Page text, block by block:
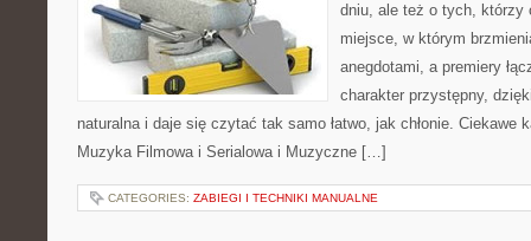
dniu, ale też o tych, którzy
miejsce, w którym
anegdotami, a premiery
charakter przystępny,
naturalna i daje się czytać tak samo łatwo, jak chłonie. Ciekawe
Muzyka Filmowa i Serialowa i Muzyczne […]
CATEGORIES: ZABIEGI I TECHNIKI MANUALNE